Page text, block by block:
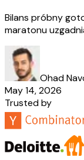
Bilans próbny
maratonu
Ohad
May 14, 2026
Trusted by